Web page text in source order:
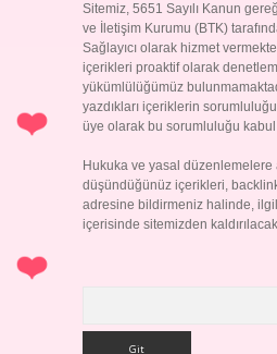
Sitemiz, 5651 Sayılı Kanun
ve İletişim Kurumu (BTK)
Sağlayıcı olarak hizmet
içerikleri proaktif olarak
yükümlülüğümüz
yazdıkları içeriklerin
üye olarak bu sorumluluğu kabul
Hukuka ve yasal düzenlemelere
düşündüğünüz içerikleri,
adresine bildirmeniz halinde,
içerisinde sitemizden